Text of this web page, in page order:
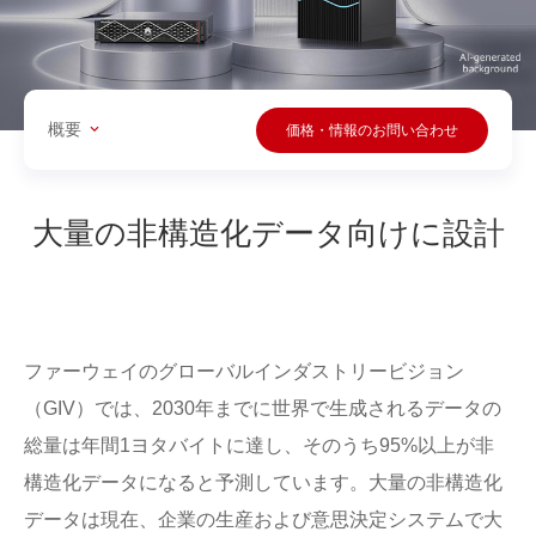
概要 価格・情報のお問い合わせ
大量の非構造化データ向けに設計
ファーウェイのグローバルインダストリービジョン
（GIV）では、2030年までに世界で生成されるデータの
総量は年間1ヨタバイトに達し、そのうち95%以上が非
構造化データになると予測しています。大量の非構造化
データは現在、企業の生産および意思決定システムで大